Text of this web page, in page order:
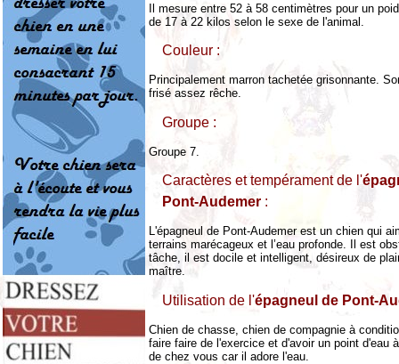
Il mesure entre 52 à 58 centimètres pour un
de 17 à 22 kilos selon le sexe de l'animal.
Couleur :
Principalement marron tachetée grisonnante.
frisé assez rêche.
Groupe :
Groupe 7.
Caractères et tempérament de l'
Pont-Audemer :
L'épagneul de Pont-Audemer est un chien qui
terrains marécageux et l’eau profonde. Il est
tâche, il est docile et intelligent, désireux de
maître.
Utilisation de l'épagneul de Pont-
Chien de chasse, chien de compagnie à
faire faire de l'exercice et d'avoir un point d'eau
de chez vous car il adore l'eau.